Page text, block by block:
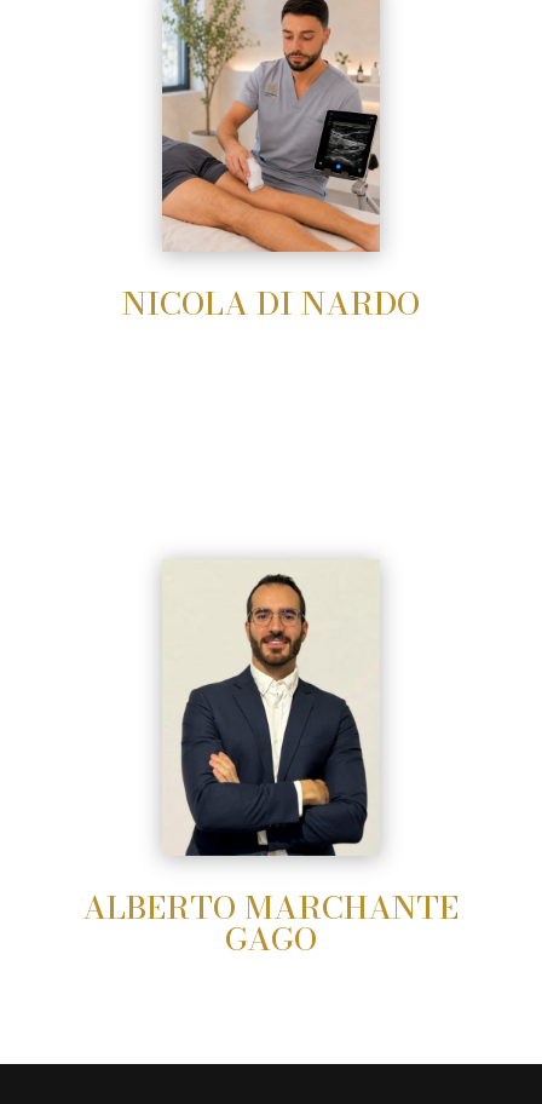
NICOLA DI NARDO
ALBERTO MARCHANTE
GAGO